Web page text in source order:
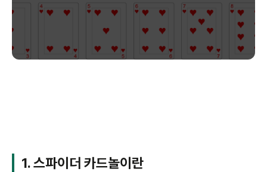
1. 스파이더 카드놀이란